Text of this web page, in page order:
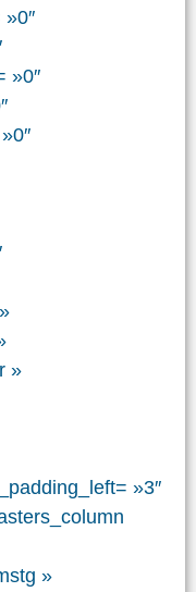
»0″
»
»3″
»